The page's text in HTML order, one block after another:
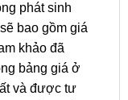
phát sinh
bao gồm giá
khảo đã
bảng giá ở
và được tư